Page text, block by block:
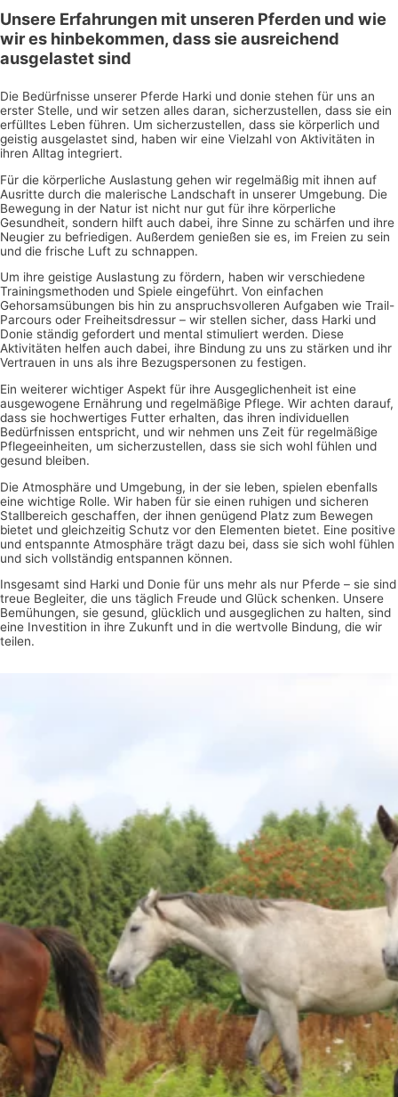
Unsere Erfahrungen mit unseren Pferden und wie
wir es hinbekommen, dass sie ausreichend
ausgelastet sind
Die Bedürfnisse unserer Pferde Harki und donie stehen für uns an
erster Stelle, und wir setzen alles daran, sicherzustellen, dass sie ein
erfülltes Leben führen. Um sicherzustellen, dass sie körperlich und
geistig ausgelastet sind, haben wir eine Vielzahl von Aktivitäten in
ihren Alltag integriert.
Für die körperliche Auslastung gehen wir regelmäßig mit ihnen auf
Ausritte durch die malerische Landschaft in unserer Umgebung. Die
Bewegung in der Natur ist nicht nur gut für ihre körperliche
Gesundheit, sondern hilft auch dabei, ihre Sinne zu schärfen und ihre
Neugier zu befriedigen. Außerdem genießen sie es, im Freien zu sein
und die frische Luft zu schnappen.
Um ihre geistige Auslastung zu fördern, haben wir verschiedene
Trainingsmethoden und Spiele eingeführt. Von einfachen
Gehorsamsübungen bis hin zu anspruchsvolleren Aufgaben wie Trail-
Parcours oder Freiheitsdressur – wir stellen sicher, dass Harki und
Donie ständig gefordert und mental stimuliert werden. Diese
Aktivitäten helfen auch dabei, ihre Bindung zu uns zu stärken und ihr
Vertrauen in uns als ihre Bezugspersonen zu festigen.
Ein weiterer wichtiger Aspekt für ihre Ausgeglichenheit ist eine
ausgewogene Ernährung und regelmäßige Pflege. Wir achten darauf,
dass sie hochwertiges Futter erhalten, das ihren individuellen
Bedürfnissen entspricht, und wir nehmen uns Zeit für regelmäßige
Pflegeeinheiten, um sicherzustellen, dass sie sich wohl fühlen und
gesund bleiben.
Die Atmosphäre und Umgebung, in der sie leben, spielen ebenfalls
eine wichtige Rolle. Wir haben für sie einen ruhigen und sicheren
Stallbereich geschaffen, der ihnen genügend Platz zum Bewegen
bietet und gleichzeitig Schutz vor den Elementen bietet. Eine positive
und entspannte Atmosphäre trägt dazu bei, dass sie sich wohl fühlen
und sich vollständig entspannen können.
Insgesamt sind Harki und Donie für uns mehr als nur Pferde – sie sind
treue Begleiter, die uns täglich Freude und Glück schenken. Unsere
Bemühungen, sie gesund, glücklich und ausgeglichen zu halten, sind
eine Investition in ihre Zukunft und in die wertvolle Bindung, die wir
teilen.